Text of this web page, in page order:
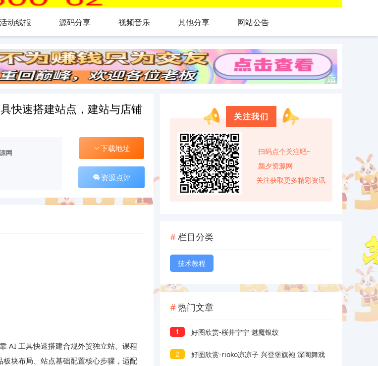
活动线报 源码分享 视频音乐 其他分享 网站公告
快速搭建站点，建站与店铺
网 下载地址
资源点评
AI 工具快速搭建合规外贸独立站。课程
块布局、站点基础配置核心步骤，适配
关注我们
扫码点个关注吧~
颜夕资源网
关注获取更多精彩资讯
栏目分类
技术教程
热门文章
1 好图欣赏-桜井宁宁 魅魔银纹
2 好图欣赏-rioko凉凉子 兴登堡旗袍 深阁舞戏